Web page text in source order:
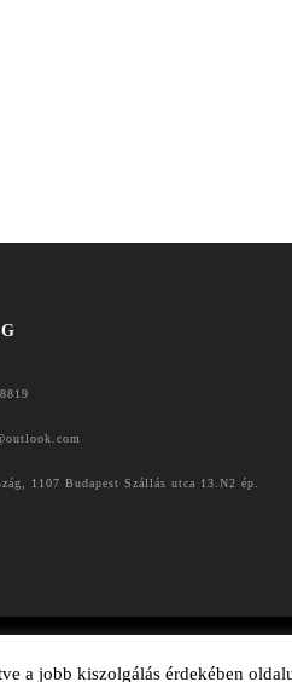
1107 Budapest Szállás utca 13.N2 ép.
a jobb kiszolgálás érdekében